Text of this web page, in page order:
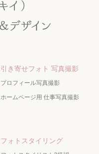
引き寄せフォト 写真撮影
プロフィール写真撮影
ホームページ用 仕事写真撮影
フォトスタイリング